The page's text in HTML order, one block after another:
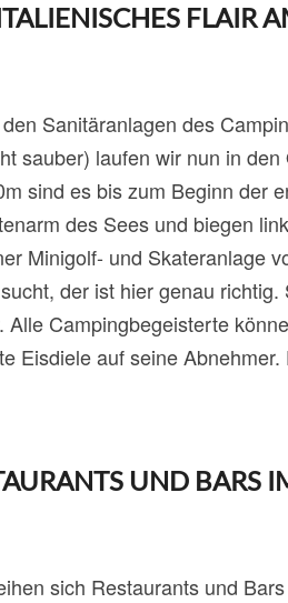
FLAIR
Sanitäranlagen des
sauber) laufen wir nun in
sind es bis zum Beginn der
des Sees und biegen
Minigolf- und Skateranlage
der ist hier genau
Alle Campingbegeisterte
Eisdiele auf seine Abnehmer.
UND BARS
sich Restaurants und